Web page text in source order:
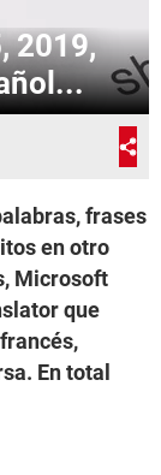
2019,
frases
en otro
Microsoft
que
En total